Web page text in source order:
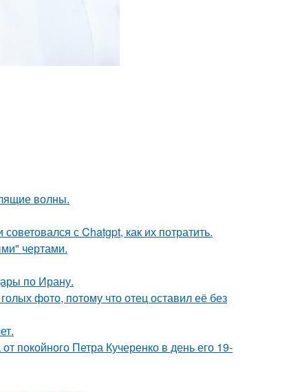
волны.
с Chatgpt, как их потратить.
чертами.
по Ирану.
фото, потому что отец оставил её без
покойного Петра Кучеренко в день его 19-